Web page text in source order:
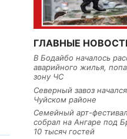
ГЛАВНЫЕ
В Бодайбо началось
аварийного жилья,
зону ЧС
Северный завоз
Чуйском районе
Семейный арт-
собрал на Ангаре под
10 тысяч гостей